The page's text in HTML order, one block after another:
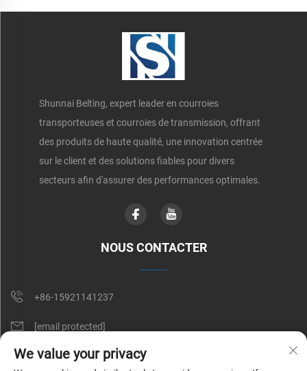
Shunnai Belting, expert leader en courroies
transporteuses et courroies de transmission, offrant
des produits de haute qualité, une innovation centrée
sur le client et des solutions fiables pour divers
secteurs afin d'assurer des performances optimales.
NOUS CONTACTER
+86-15921141237
[email protected]
RM 602, NO. 1509, CAOAN ROAD, SHANGHAI, CHINE
We value your privacy